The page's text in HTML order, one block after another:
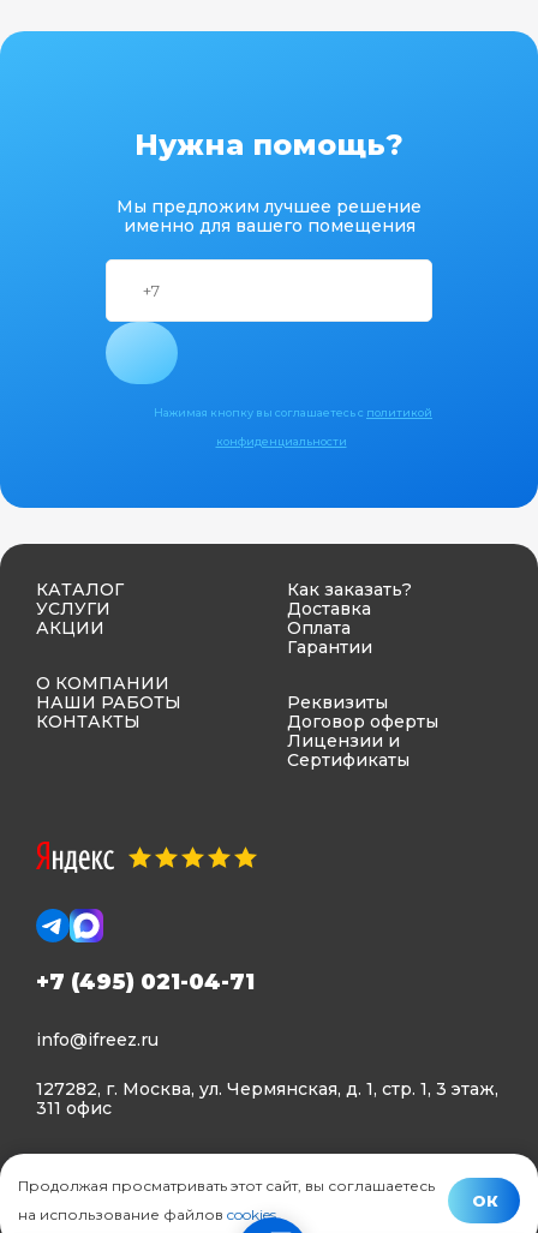
Нужна помощь?
Мы предложим лучшее решение
именно для вашего помещения
Нажимая кнопку вы соглашаетесь с политикой
конфиденциальности
КАТАЛОГ
УСЛУГИ
АКЦИИ
О КОМПАНИИ
НАШИ РАБОТЫ
КОНТАКТЫ
Как заказать?
Доставка
Оплата
Гарантии
Реквизиты
Договор оферты
Лицензии и
Сертификаты
+7 (495) 021-04-71
info@ifreez.ru
127282, г. Москва, ул. Чермянская, д. 1, стр. 1, 3 этаж,
311 офис
Политика конфиденциальности
Продолжая просматривать этот сайт, вы соглашаетесь
на использование файлов cookies.
ОК